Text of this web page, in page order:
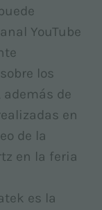
YouTube
los
de
en
de la
en la feria
es la